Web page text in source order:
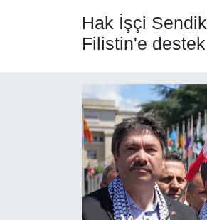
Hak İşçi
Filistin'e
YAŞAM
BİLİM - TEKNOLOJİ
KÜLTÜR SANAT